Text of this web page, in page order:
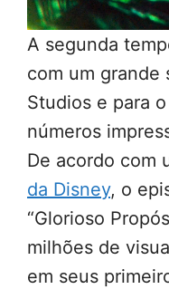
A segunda
com um grande
Studios e para
números
De acordo com
da Disney, o
“Glorioso
milhões de
em seus